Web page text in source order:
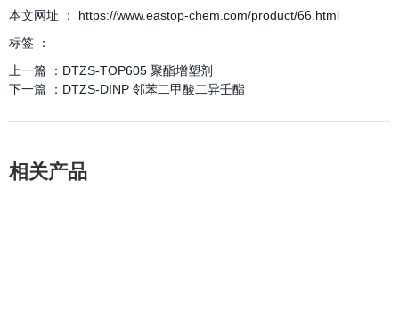
本文网址 ： https://www.eastop-chem.com/product/66.html
标签 ：
上一篇 ： DTZS-TOP605 聚酯增塑剂
下一篇 ： DTZS-DINP 邻苯二甲酸二异壬酯
相关产品